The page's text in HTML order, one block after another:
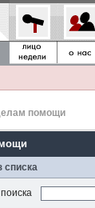
помощи
списка